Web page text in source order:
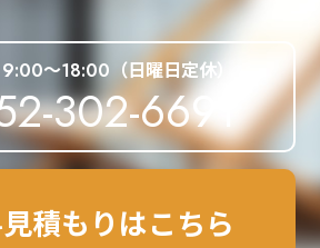
～18:00（日曜日定休）
302-6691
積もりはこちら